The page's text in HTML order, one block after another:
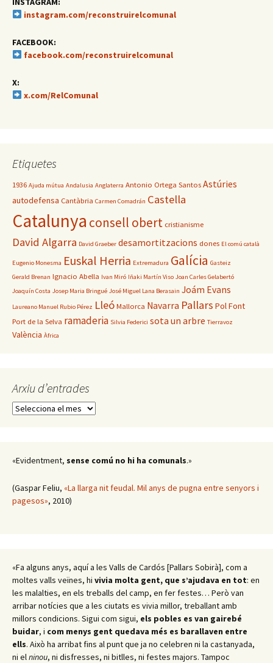
instagram.com/reconstruirelcomunal
FACEBOOK:
facebook.com/reconstruirelcomunal
X:
x.com/RelComunal
Etiquetes
1936 Ajuda mútua Andalusia Anglaterra Antonio Ortega Santos Astúries
autodefensa Cantàbria Carmen Comadrán Castella
Catalunya consell obert cristianisme
David Algarra David Graeber desamortitzacions dones El comú català
Eugenio Monesma Euskal Herria Extremadura Galícia Gasteiz
Gerald Brenan Ignacio Abella Ivan Miró Iñaki Martín Viso Joan Carles Gelabertó
Joaquín Costa Josep Maria Bringué José Miguel Lana Berasain Joám Evans
Laureano Manuel Rubio Pérez Lleó Mallorca Navarra Pallars Pol Font
Port de la Selva ramaderia Silvia Federici sota un arbre Tierravoz
València Àfrica
Arxiu d’entrades
Arxiu
«Evidentment, sense comú no hi ha comunals.»
(Gaspar Feliu, «La llarga nit feudal. Mil anys de pugna entre senyors i
pagesos», 2010)
«Fa alguns anys, aquí a les Valls de Cardós [Pallars Sobirà], com a
moltes valls veïnes, hi vivia molta gent, que s’ajudava en tot: en
les malalties, en els treballs del camp, en fer festes… Però van
arribar notícies que a les ciutats es vivia millor, treballant amb
millors condicions. Sigui com sigui, els pobles es van gairebé
buidar, i com menys gent quedava més es barallaven entre
ells. Això ha arribat fins al punt que ja no celebren ni la castanyada,
ni elninou, ni disfresses, ni bitlles, ni festes majors. Tampoc